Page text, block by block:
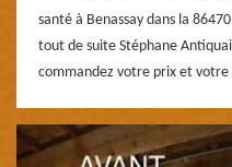
santé à Benassay dans la
tout de suite Stéphane
commandez votre prix et votre